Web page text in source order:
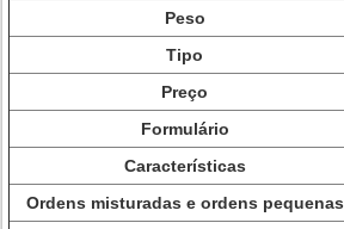
Peso
Tipo
Preço
Formulário
Características
Ordens misturadas e ordens pequenas